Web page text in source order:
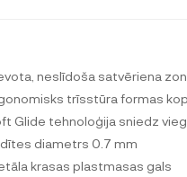
neslīdoša satvēriena
trīsstūra formas
Glide tehnoloģija sniedz
diametrs 0.7 mm
krasas plastmasas gals